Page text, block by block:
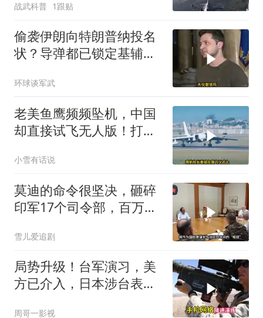
战武科普 1跟贴
偷袭伊朗向特朗普纳投名
状？导弹都已锁定基辅才
豪赌到底有多疯？
环球谈军武
老美鱼鹰频频坠机，中国
却直接试飞无人版！打着
小雪有话说
莫迪的命令很坚决，砸碎
印军17个司令部，百万印
雪儿爱追剧
局势升级！台军演习，美
方已介入，日本涉台表述
周哥一影视